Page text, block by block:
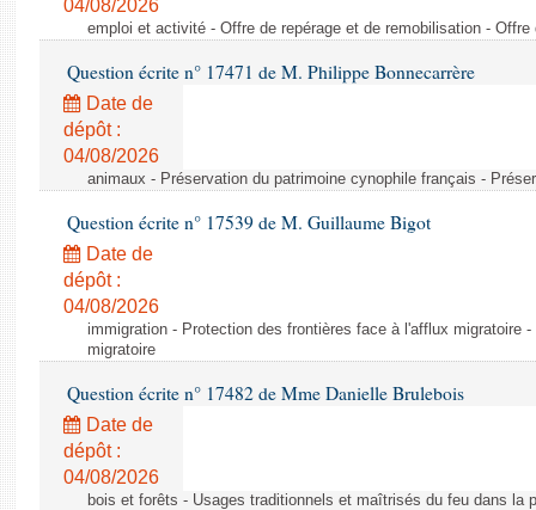
04/08/2026
emploi et activité - Offre de repérage et de remobilisation -
Question écrite n° 17471 de M. Philippe Bonnecarrère
Date de
dépôt :
04/08/2026
animaux - Préservation du patrimoine cynophile français -
Question écrite n° 17539 de M. Guillaume Bigot
Date de
dépôt :
04/08/2026
immigration - Protection des frontières face à l'afflux migratoire
migratoire
Question écrite n° 17482 de Mme Danielle Brulebois
Date de
dépôt :
04/08/2026
bois et forêts - Usages traditionnels et maîtrisés du feu dans la